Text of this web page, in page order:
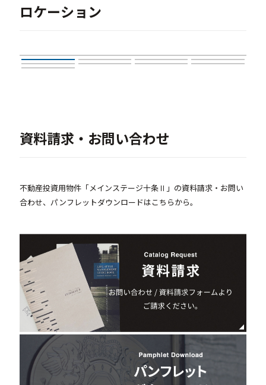
ロケーション
資料請求・お問い合わせ
不動産投資用物件「メインステージ十条Ⅱ」の資料請求・お問い
合わせ、パンフレットダウンロードはこちらから。